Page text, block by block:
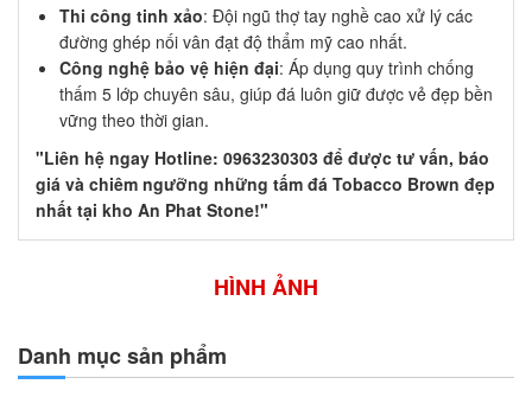
Danh mục sản phẩm
Thi công tinh xảo: Đội ngũ thợ tay nghề cao xử lý các
đường ghép nối vân đạt độ thẩm mỹ cao nhất.
Công nghệ bảo vệ hiện đại: Áp dụng quy trình chống
thấm 5 lớp chuyên sâu, giúp đá luôn giữ được vẻ đẹp bền
vững theo thời gian.
"Liên hệ ngay Hotline: 0963230303 để được tư vấn, báo
giá và chiêm ngưỡng những tấm đá Tobacco Brown đẹp
nhất tại kho An Phat Stone!"
HÌNH ẢNH